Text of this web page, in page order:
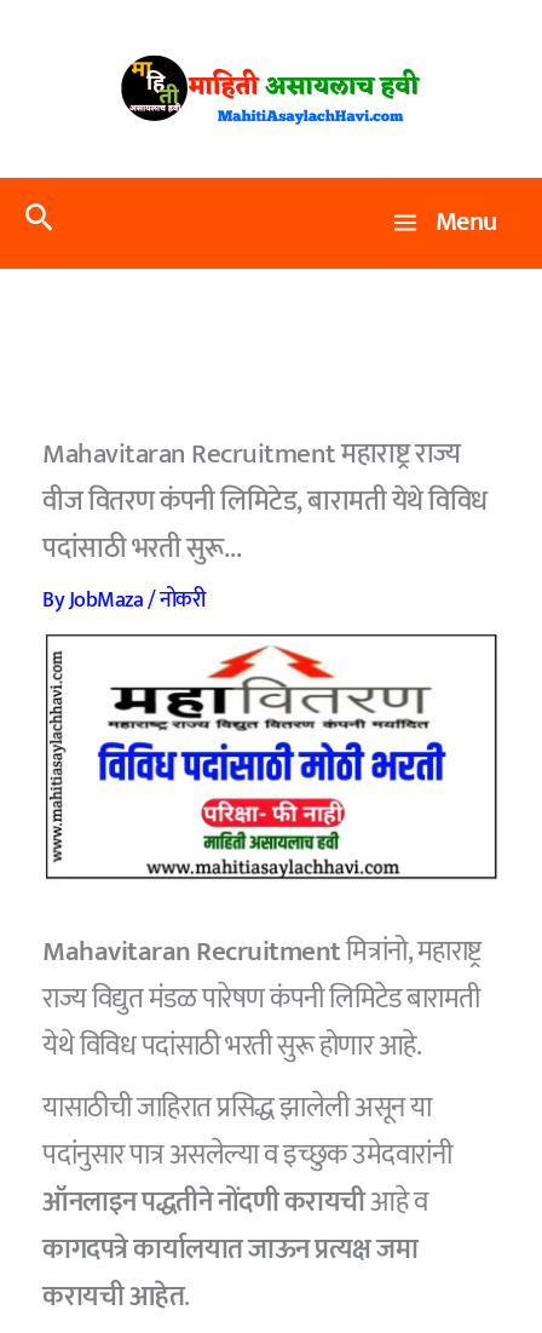
Search Menu
Mahavitaran Recruitment महाराष्ट्र राज्य
वीज वितरण कंपनी लिमिटेड, बारामती येथे विविध
पदांसाठी भरती सुरू…
ByJobMaza/नोकरी
Mahavitaran Recruitmentमित्रांनो, महाराष्ट्र
राज्य विद्युत मंडळ पारेषण कंपनी लिमिटेड बारामती
येथे विविध पदांसाठी भरती सुरू होणार आहे.
यासाठीची जाहिरात प्रसिद्ध झालेली असून या
पदांनुसार पात्र असलेल्या व इच्छुक उमेदवारांनी
ऑनलाइन पद्धतीने नोंदणी करायचीआहे व
कागदपत्रे कार्यालयात जाऊन प्रत्यक्ष जमा
करायची आहेत.